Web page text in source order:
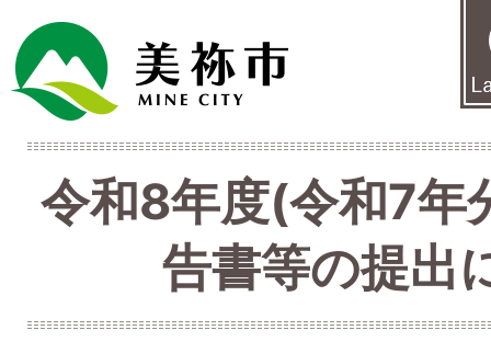
令和8年度(令和7年
告書等の提出